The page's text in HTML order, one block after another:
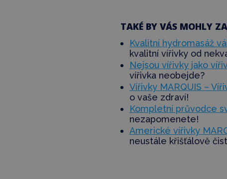
TAKÉ BY VÁS MOHLY
Kvalitní hydromasáž
kvalitní vířivky od
Nejsou vířivky jako
vířivka neobejde?
Vířivky MARQUIS –
o vaše zdraví!
Kompletní průvodce
nezapomenete!
Americké vířivky
neustále křišťálově